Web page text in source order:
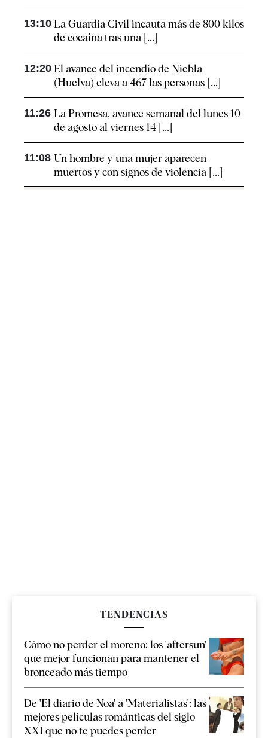
13:10 La Guardia Civil incauta más de 800 kilos
de cocaína tras una [...]
12:20 El avance del incendio de Niebla
(Huelva) eleva a 467 las personas [...]
11:26 La Promesa, avance semanal del lunes 10
de agosto al viernes 14 [...]
11:08 Un hombre y una mujer aparecen
muertos y con signos de violencia [...]
TENDENCIAS
Cómo no perder el moreno: los 'aftersun'
que mejor funcionan para mantener el
bronceado más tiempo
De 'El diario de Noa' a 'Materialistas': las
mejores películas románticas del siglo
XXI que no te puedes perder